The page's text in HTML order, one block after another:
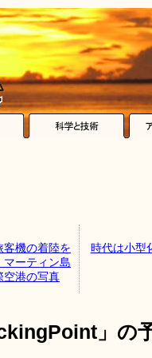
客機の着陸を
マーティン島
空港の写真
時代は小型
」の